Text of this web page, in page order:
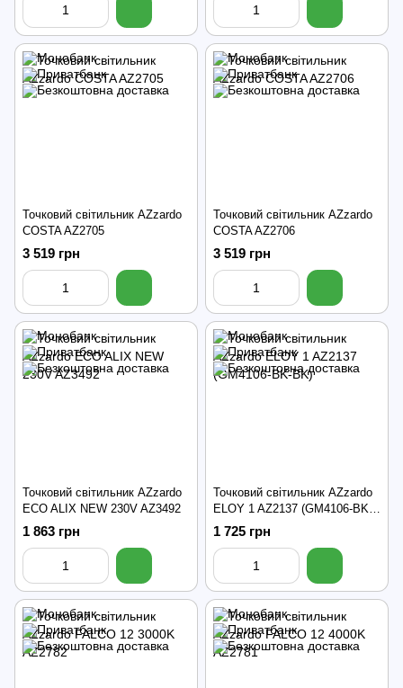
Точковий світильник AZzardo
COSTA AZ2705
3 519 грн
Точковий світильник AZzardo
COSTA AZ2706
3 519 грн
Точковий світильник AZzardo
ECO ALIX NEW 230V AZ3492
1 863 грн
Точковий світильник AZzardo
ELOY 1 AZ2137 (GM4106-BK-
BK)
1 725 грн